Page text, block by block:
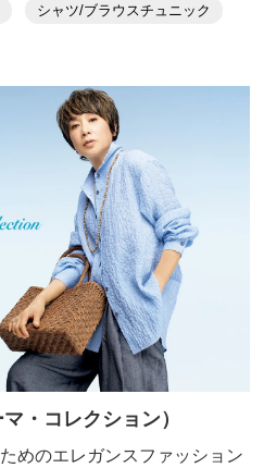
コミを見る
シャツ/ブラウスチュニック
・コレクション）
めのエレガンスファッション